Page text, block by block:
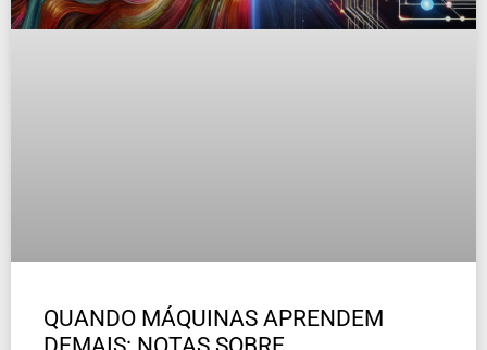
QUANDO MÁQUINAS APRENDEM